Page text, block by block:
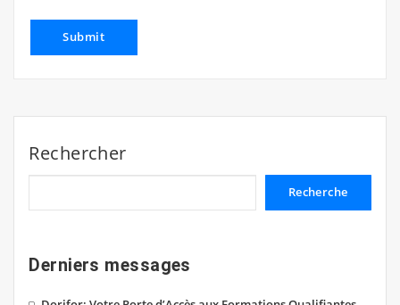
Rechercher
Recherche
Derniers messages